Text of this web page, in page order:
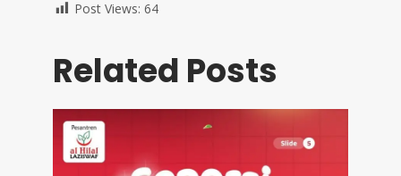
Post Views: 64
Related Posts